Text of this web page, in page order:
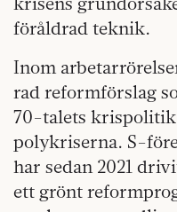
föråldrad teknik.
Inom
rad reformförslag
70-talets krispolitik
polykriserna. S-
har sedan 2021
ett grönt